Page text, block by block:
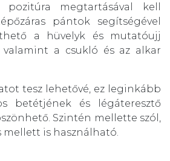
megtartásával kell
pántok segítségével
a hüvelyk és mutatóujj
a csukló és az alkar
tesz lehetővé, ez leginkább
betétjének és légáteresztő
Szintén mellette szól,
is használható.